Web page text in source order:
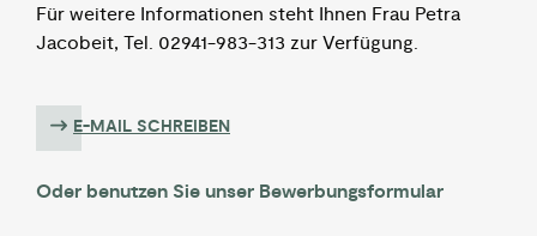
Für weitere Informationen steht Ihnen Frau Petra
Jacobeit, Tel. 02941-983-313 zur Verfügung.
E-MAIL SCHREIBEN
Oder benutzen Sie unser Bewerbungsformular